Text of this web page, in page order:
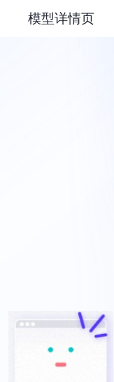
模型详情页